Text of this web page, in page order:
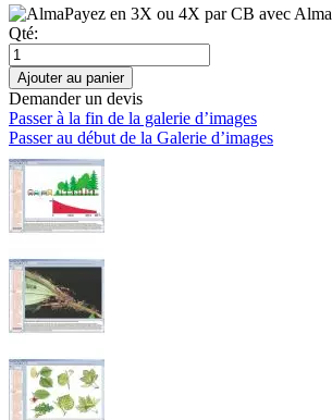
Payez en 3X ou 4X par CB avec Alma
Qté:
Ajouter au panier
Demander un devis
Passer à la fin de la galerie d’images
Passer au début de la Galerie d’images